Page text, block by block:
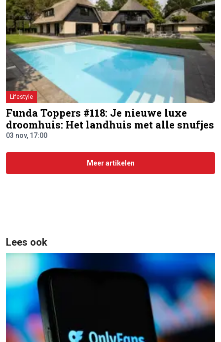
Lifestyle
Funda Toppers #118: Je nieuwe luxe
droomhuis: Het landhuis met alle snufjes
03 nov, 17:00
Meer artikelen
Lees ook